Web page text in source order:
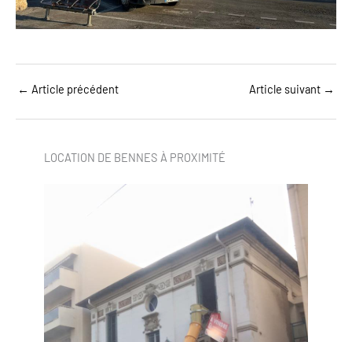
← Article précédent Article suivant →
LOCATION DE BENNES À PROXIMITÉ